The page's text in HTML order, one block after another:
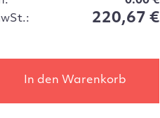
220,67 €
In den Warenkorb